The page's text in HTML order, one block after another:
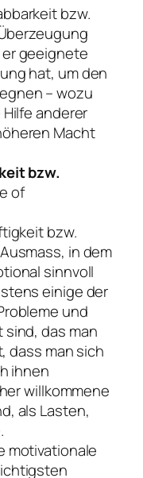
bzw.
geeignete
hat, um den
– wozu
anderer
Macht
bzw.
of
bzw.
in dem
sinnvoll
einige der
und
das man
dass man sich
ihnen
willkommene
als Lasten,
motivationale